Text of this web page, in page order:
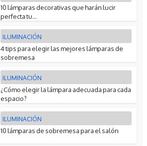
10 lámparas decorativas que harán lucir
perfecta tu...
ILUMINACIÓN
4 tips para elegir las mejores lámparas de
sobremesa
ILUMINACIÓN
¿Cómo elegir la lámpara adecuada para cada
espacio?
ILUMINACIÓN
10 lámparas de sobremesa para el salón